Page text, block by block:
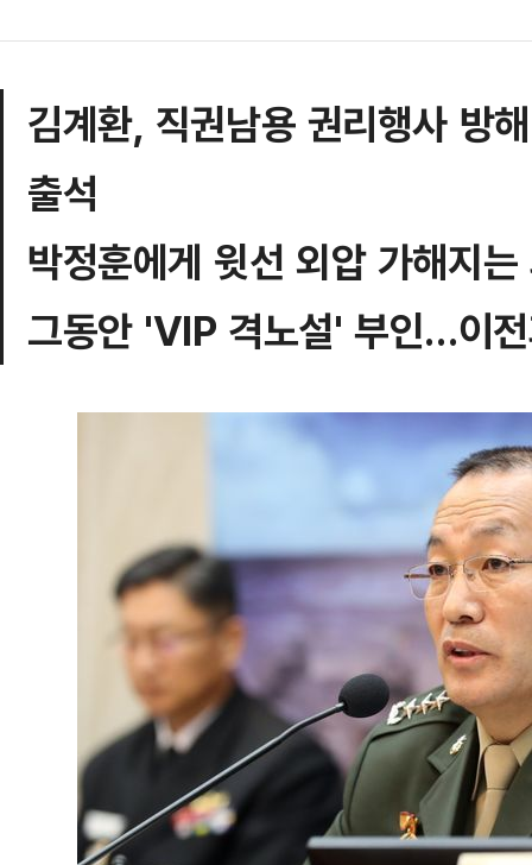
김계환, 직권남용 권리행사 방
출석
박정훈에게 윗선 외압 가해지
그동안 'VIP 격노설' 부인…이